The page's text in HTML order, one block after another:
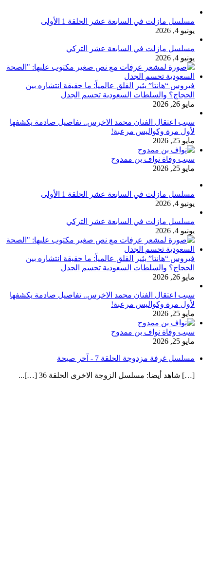
مسلسل مازلت في السابعة عشر الحلقة 1 الأولى
يونيو 4, 2026
مسلسل مازلت في السابعة عشر التركي
يونيو 4, 2026
فيروس “هانتا” يثير القلق عالمياً: ما حقيقة انتشاره بين
الحجاج؟ والسلطات السعودية تحسم الجدل
مايو 26, 2026
سبب اعتقال الفنان محمد الاخرس.. تفاصيل صادمة يكشفها
لأول مرة وكواليس مرعبة!
مايو 25, 2026
سبب وفاة نواف بن ممدوح
مايو 25, 2026
مسلسل مازلت في السابعة عشر الحلقة 1 الأولى
يونيو 4, 2026
مسلسل مازلت في السابعة عشر التركي
يونيو 4, 2026
فيروس “هانتا” يثير القلق عالمياً: ما حقيقة انتشاره بين
الحجاج؟ والسلطات السعودية تحسم الجدل
مايو 26, 2026
سبب اعتقال الفنان محمد الاخرس.. تفاصيل صادمة يكشفها
لأول مرة وكواليس مرعبة!
مايو 25, 2026
سبب وفاة نواف بن ممدوح
مايو 25, 2026
مسلسل غرفة مزدوجة الحلقة 7 - آخر صيحة
[…] شاهد أيضا: مسلسل الزوجة الاخرى الحلقة 36 […]...